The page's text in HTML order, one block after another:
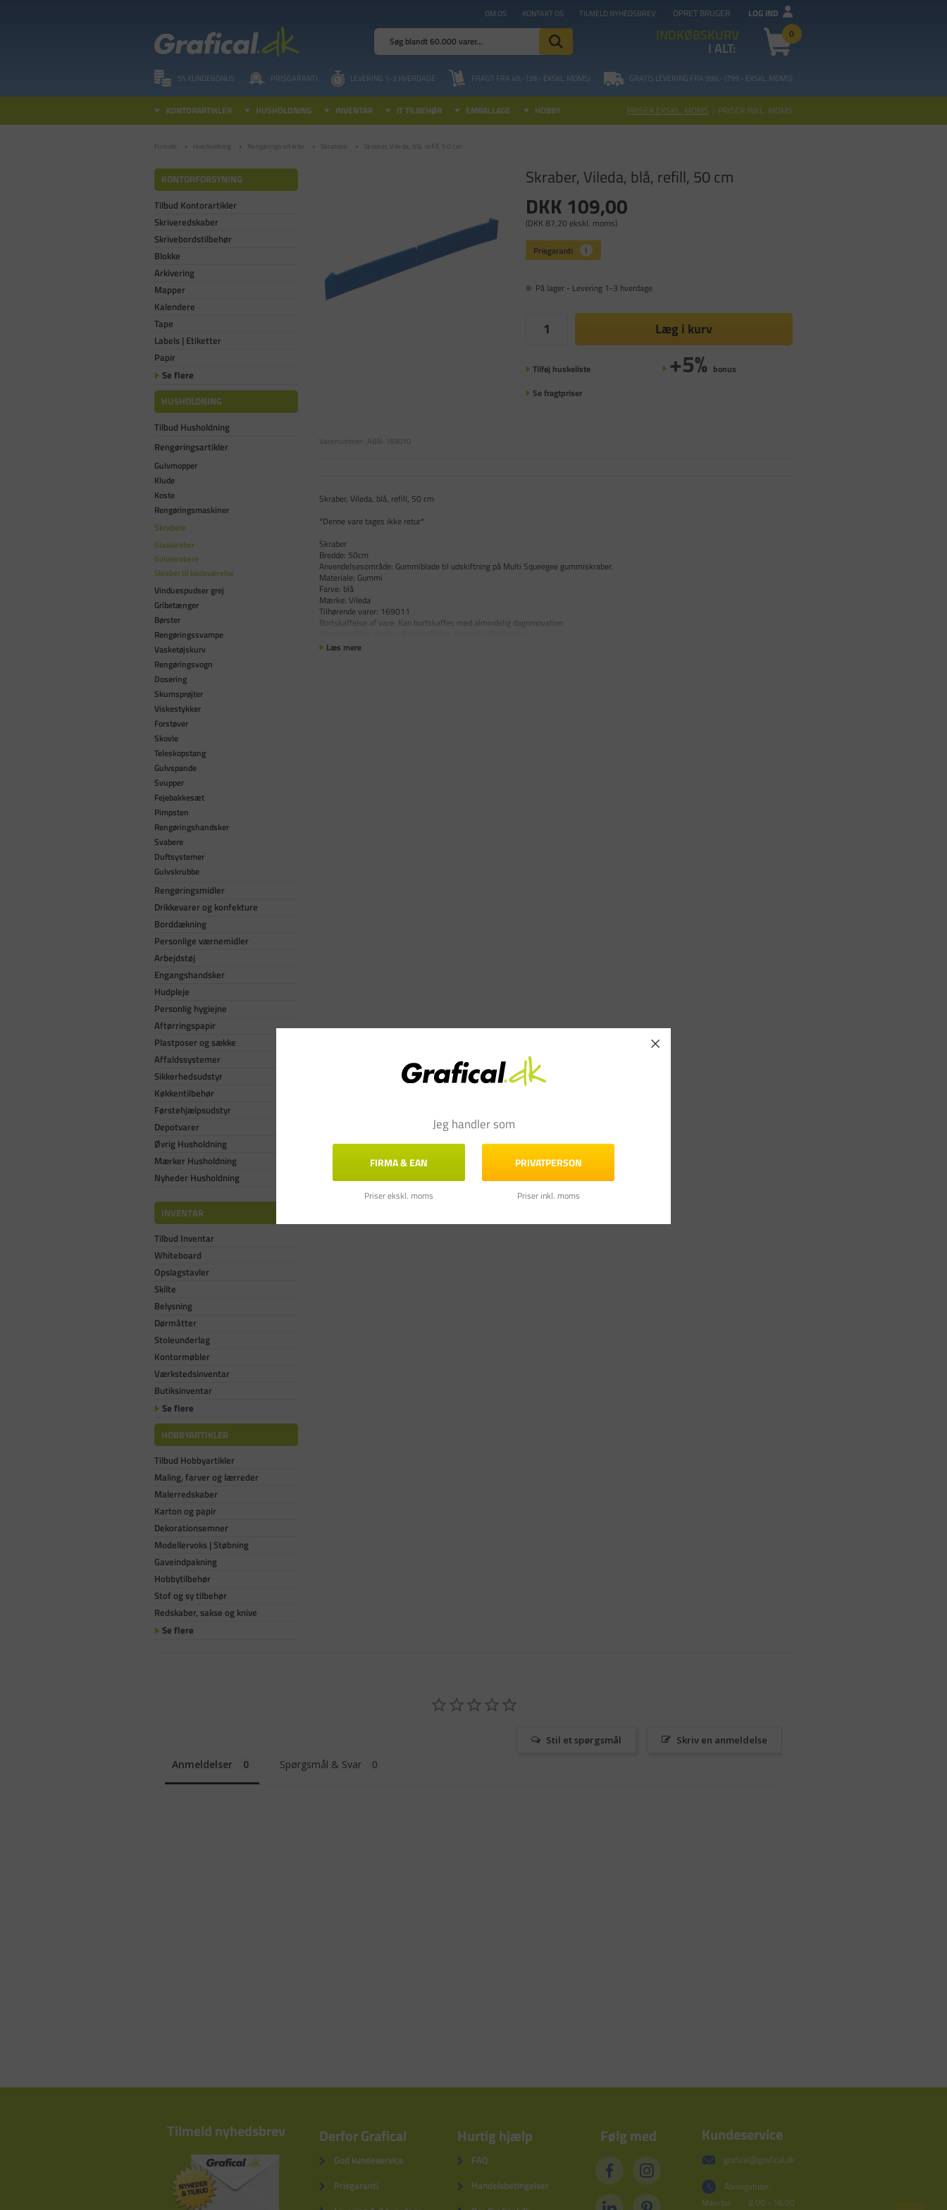
OM OS KONTAKT OS TILMELD NYHEDSBREV OPRET BRUGER LOG IND
INDKØBSKURV 0
I ALT:
5% KUNDEBONUS PRISGARANTI LEVERING 1-3 HVERDAGE FRAGT FRA 49,- (39,- EKSKL. MOMS) GRATIS LEVERING FRA 999,- (799,- EKSKL. MOMS)
KONTORARTIKLER HUSHOLDNING INVENTAR IT TILBEHØR EMBALLAGE HOBBY PRISER EKSKL. MOMS | PRISER INKL. MOMS
Forside Husholdning Rengøringsartikler Skrabere Skraber, Vileda, blå, refill, 50 cm
KONTORFORSYNING
Tilbud Kontorartikler
Skriveredskaber
Skrivebordstilbehør
Blokke
Arkivering
Mapper
Kalendere
Tape
Labels | Etiketter
Papir
Se flere
HUSHOLDNING
Tilbud Husholdning
Rengøringsartikler
Gulvmopper
Klude
Koste
Rengøringsmaskiner
Skrabere
Glasskraber
Gulvskrabere
Skraber til badeværelse
Vinduespudser grej
Gribetænger
Børster
Rengøringssvampe
Vasketøjskurv
Rengøringsvogn
Dosering
Skumsprøjter
Viskestykker
Forstøver
Skovle
Teleskopstang
Gulvspande
Svupper
Fejebakkesæt
Pimpsten
Rengøringshandsker
Svabere
Duftsystemer
Gulvskrubbe
Rengøringsmidler
Drikkevarer og konfekture
Borddækning
Personlige værnemidler
Arbejdstøj
Engangshandsker
Hudpleje
Personlig hygiejne
Aftørringspapir
Plastposer og sække
Affaldssystemer
Sikkerhedsudstyr
Køkkentilbehør
Førstehjælpsudstyr
Depotvarer
Øvrig Husholdning
Mærker Husholdning
Nyheder Husholdning
INVENTAR
Tilbud Inventar
Whiteboard
Opslagstavler
Skilte
Belysning
Dørmåtter
Stoleunderlag
Kontormøbler
Værkstedsinventar
Butiksinventar
Se flere
HOBBYARTIKLER
Tilbud Hobbyartikler
Maling, farver og lærreder
Malerredskaber
Karton og papir
Dekorationsemner
Modellervoks | Støbning
Gaveindpakning
Hobbytilbehør
Stof og sy tilbehør
Redskaber, sakse og knive
Se flere
Skraber, Vileda, blå, refill, 50 cm
DKK 109,00
(DKK 87,20 ekskl. moms)
På lager - Levering 1-3 hverdage
Læg i kurv
Tilføj huskeliste +5% bonus
Se fragtpriser
Varenummer: ABN-169010
Skraber, Vileda, blå, refill, 50 cm
*Denne vare tages ikke retur*
Skraber
Bredde: 50cm
Anvendelsesområde: Gummiblade til udskiftning på Multi Squeegee gummiskraber.
Materiale: Gummi
Farve: blå
Mærke: Vileda
Tilhørende varer: 169011
Bortskaffelse af vare: Kan bortskaffes med almindelig dagrenovation
Læs mere
Skriv en anmeldelse
Stil et spørgsmål
Anmeldelser Spørgsmål & Svar
Tilmeld nyhedsbrev Derfor Grafical
God kundeservice
Prisgaranti
Hurtig hjælp
FAQ
Handelsbetingelser
Følg med Kundeservice
grafical@grafical.dk
Åbningstider:
Man-tor:
8.00 - 16.00
Jeg handler som
FIRMA & EAN
Priser ekskl. moms
PRIVATPERSON
Priser inkl. moms